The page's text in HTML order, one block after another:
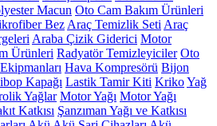
Macun Oto Cam Bakım Ürünleri
Bez Araç Temizlik Seti Araç
Araba Çizik Giderici Motor
Ürünleri Radyatör Temizleyiciler Oto
Hava Kompresörü Bijon
Kapağı Lastik Tamir Kiti KrikoYağ
Yağlar Motor Yağı Motor Yağı
Katkısı Şanzıman Yağı ve Katkısı